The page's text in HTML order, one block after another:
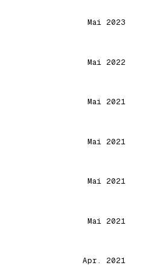
Mai 2023
Mai 2022
Mai 2021
Mai 2021
Mai 2021
Mai 2021
Apr. 2021